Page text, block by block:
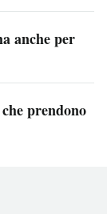
anche per
prendono